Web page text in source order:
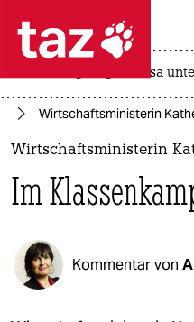
 taz
taz zahl
politik
öko
gesellschaft
usa
Wirtschaftsministerin
Wirtschaftsministerin
Im
Kommentar von